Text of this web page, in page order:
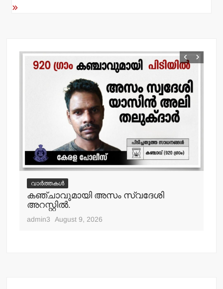
വാർത്തകൾ
കഞ്ചാവുമായി അസം സ്വദേശി
അറസ്റ്റില്‍.
admin3 August 9, 2026